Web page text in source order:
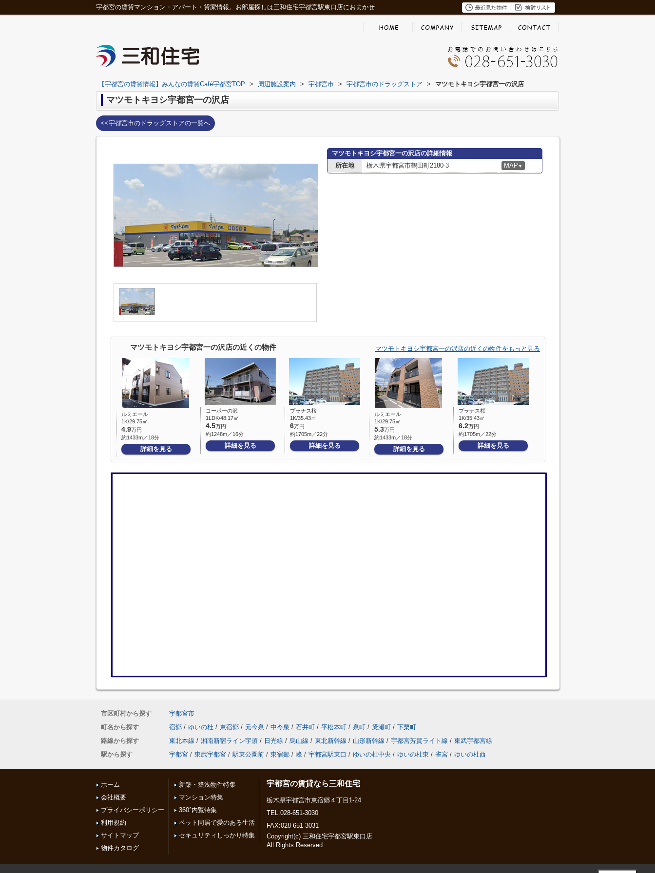
宇都宮の賃貸マンション・アパート・貸家情報。お部屋探しは三和住宅宇都宮駅東口店におまかせ
【宇都宮の賃貸情報】みんなの賃貸Café宇都宮TOP > 周辺施設案内 > 宇都宮市 > 宇都宮市のドラッグストア > マツモトキヨシ宇都宮一の沢店
マツモトキヨシ宇都宮一の沢店
<<宇都宮市のドラッグストアの一覧へ
マツモトキヨシ宇都宮一の沢店の詳細情報
所在地
栃木県宇都宮市鶴田町2180-3 MAP ▼
マツモトキヨシ宇都宮一の沢店の近くの物件 マツモトキヨシ宇都宮一の沢店の近くの物件をもっと見る
ルミエール
1K/29.75㎡
4.9万円
約1433m／18分
詳細を見る
コーポ一の沢
1LDK/48.17㎡
4.5万円
約1248m／16分
詳細を見る
プラナス桜
1K/35.43㎡
6万円
約1705m／22分
詳細を見る
ルミエール
1K/29.75㎡
5.3万円
約1433m／18分
詳細を見る
プラナス桜
1K/35.43㎡
6.2万円
約1705m／22分
詳細を見る
市区町村から探す
宇都宮市
町名から探す
宿郷 / ゆいの杜 / 東宿郷 / 元今泉 / 中今泉 / 石井町 / 平松本町 / 泉町 / 簗瀬町 / 下栗町
路線から探す
東北本線 / 湘南新宿ライン宇須 / 日光線 / 烏山線 / 東北新幹線 / 山形新幹線 / 宇都宮芳賀ライト線 / 東武宇都宮線
駅から探す
宇都宮 / 東武宇都宮 / 駅東公園前 / 東宿郷 / 峰 / 宇都宮駅東口 / ゆいの杜中央 / ゆいの杜東 / 雀宮 / ゆいの杜西
ホーム
会社概要
プライバシーポリシー
利用規約
サイトマップ
物件カタログ
新築・築浅物件特集
マンション特集
360°内覧特集
ペット同居で愛のある生活
セキュリティしっかり特集
宇都宮の賃貸なら三和住宅
栃木県宇都宮市東宿郷４丁目1-24
TEL:028-651-3030
FAX:028-651-3031
Copyright(c) 三和住宅宇都宮駅東口店
All Rights Reserved.